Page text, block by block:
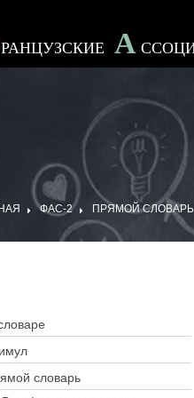
Ранцузские А
ФАС-2 ПРЯМОЙ СЛОВАРЬ
словарь